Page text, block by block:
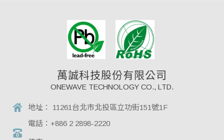
萬誠科技股份有限公司
ONEWAVE TECHNOLOGY CO., LTD.
地址： 11261台北市北投區立功街151號1F
電話： +886 2 2898-2220